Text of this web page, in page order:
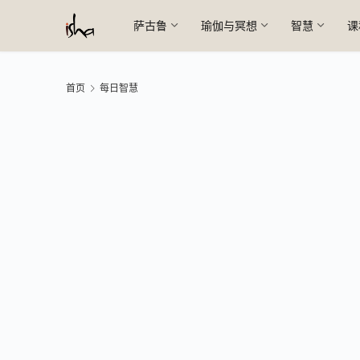
萨古鲁 瑜伽与冥想 智慧
首页 每日智慧